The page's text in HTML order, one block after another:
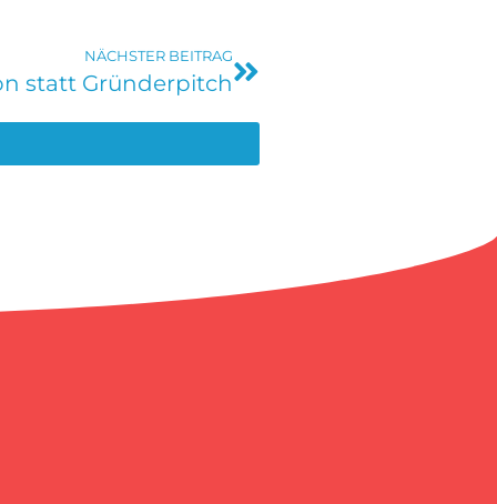
NÄCHSTER BEITRAG
statt Gründerpitch